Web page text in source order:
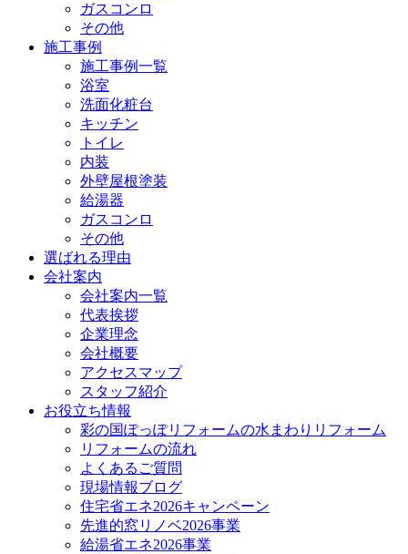
ガスコンロ
その他
施工事例
施工事例一覧
浴室
洗面化粧台
キッチン
トイレ
内装
外壁屋根塗装
給湯器
ガスコンロ
その他
選ばれる理由
会社案内
会社案内一覧
代表挨拶
企業理念
会社概要
アクセスマップ
スタッフ紹介
お役立ち情報
彩の国ぽっぽリフォームの水まわりリフォーム
リフォームの流れ
よくあるご質問
現場情報ブログ
住宅省エネ2026キャンペーン
先進的窓リノベ2026事業
給湯省エネ2026事業